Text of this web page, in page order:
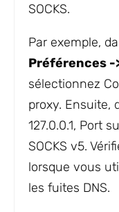
SOCKS.
Par exemple,
Préférences -
sélectionnez
proxy. Ensuite,
127.0.0.1, Port
SOCKS v5.
lorsque vous
les fuites DNS.